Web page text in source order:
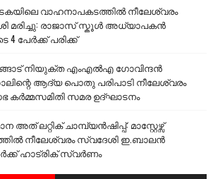
വാഹനാപകടത്തിൽ നീലേശ്വരം
മരിച്ചു: രാജാസ് സ്കൂൾ അധ്യാപകൻ
4 പേർക്ക് പരിക്ക്
നിയുക്ത എംഎൽഎ ഗോവിന്ദൻ
ആദ്യ പൊതു പരിപാടി നീലേശ്വരം
കർമ്മസമിതി സമര ഉദ്ഘാടനം
അത് ലറ്റിക് ചാമ്പ്യൻഷിപ്പ്: മാസ്റ്റേഴ്സ്
നീലേശ്വരം സ്വദേശി ഇ.ബാലൻ
ഹാട്രിക് സ്വർണം